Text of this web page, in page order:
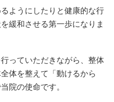
ようにしたりと健康的な行
緩和させる第一歩になりま
っていただきながら、整体
体を整えて「動けるから
院の使命です。